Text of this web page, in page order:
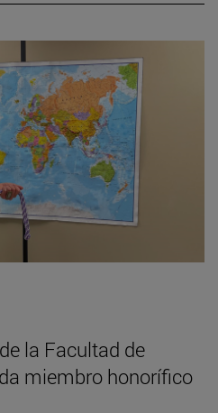
la Facultad de
miembro honorífico